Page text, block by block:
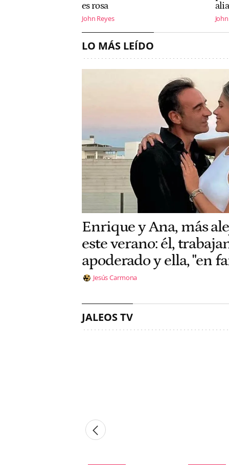
es rosa
John Reyes
LO MÁS LEÍDO
Enrique y Ana, más
este verano: él,
apoderado y ella, "en
Jesús Carmona
JALEOS TV